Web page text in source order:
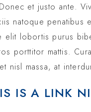
et justo ante.
natoque penatibus
elit lobortis purus
porttitor mattis.
nisl massa, at
IS A LINK